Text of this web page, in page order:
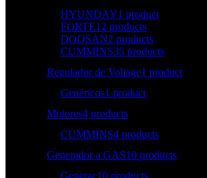
HYUNDAY1 product
FORTE12 products
DOOSAN2 products
CUMMINS35 products
Regulador de Voltage1 product
Genéricos1 product
Motores4 products
CUMMINS4 products
Generador a GAS10 products
Generac10 products